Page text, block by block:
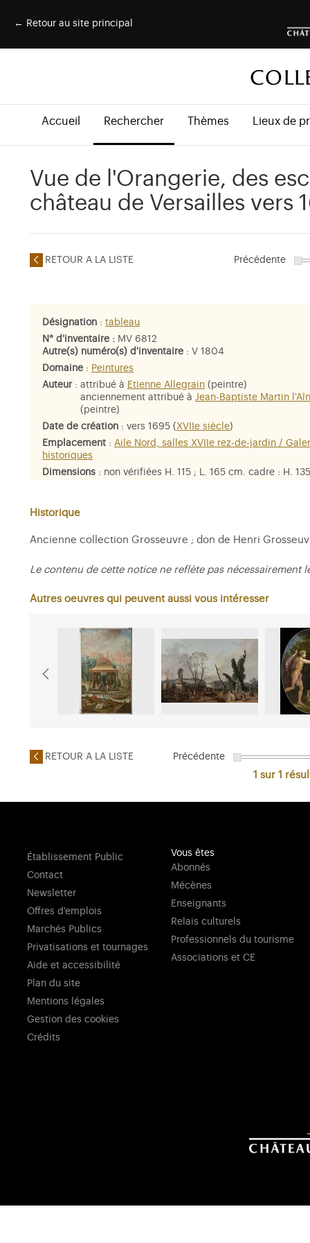
← Retour au site principal
Accueil Rechercher Thèmes Lieux de
Vue de l'Orangerie, des
château de Versailles vers
RETOUR A LA LISTE Précédente
Désignation : tableau
N° d'inventaire : MV 6812
Autre(s) numéro(s) d'inventaire : V 1804
Domaine : Peintures
Auteur: attribué à Etienne Allegrain (peintre)
anciennement attribué à Jean-Baptiste Martin
(peintre)
Date de création : vers 1695 ( XVIIe siècle)
Emplacement : Aile Nord, salles XVIIe rez-de-jardin /
historiques
Dimensions : non vérifiées H. 115 ; L. 165 cm. cadre : H.
Historique
Ancienne collection Grosseuvre ; don de Henri
Le contenu de cette notice ne reflète pas nécessairement
Autres oeuvres qui peuvent aussi vous intéresser
RETOUR A LA LISTE Précédente
1 sur 1
Établissement Public
Contact
Newsletter
Offres d'emplois
Marchés Publics
Privatisations et tournages
Aide et accessibilité
Plan du site
Mentions légales
Gestion des cookies
Crédits
Vous êtes
Abonnés
Mécènes
Enseignants
Relais culturels
Professionnels du tourisme
Associations et CE